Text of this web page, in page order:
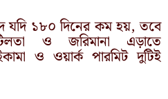
যদি ১৮০ দিনের কম হয়, তবে
ও জরিমানা এড়াতে
ও ওয়ার্ক পারমিট দুটিই